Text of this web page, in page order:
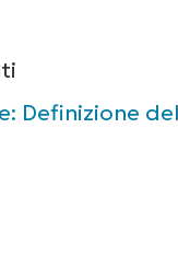
Definizione